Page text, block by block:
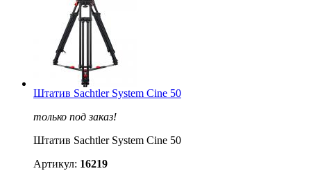
Штатив Sachtler System Cine 50
только под заказ!
Штатив Sachtler System Cine 50
Артикул: 16219